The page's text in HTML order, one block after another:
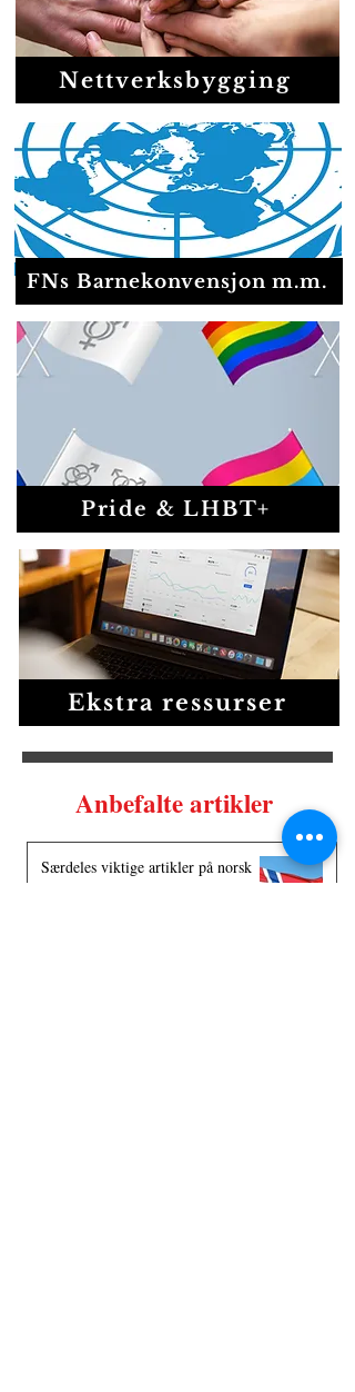
Nettverksbygging
FNs Barnekonvensjon m.m.
Pride & LHBT+
Ekstra ressurser
Anbefalte artikler
Særdeles viktige artikler på norsk